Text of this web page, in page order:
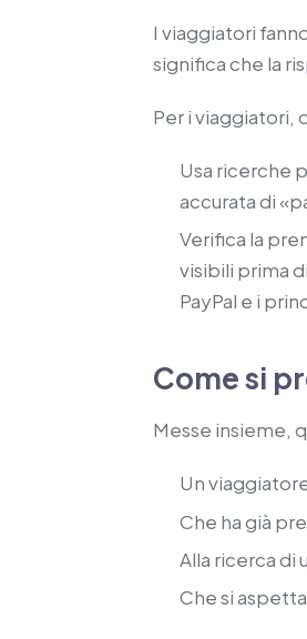
I viaggiatori
significa che la
Per i viaggiatori,
Usa ricerche
accurata di
Verifica la
visibili prima
PayPal e i
Come si
Messe insieme,
Un
Che ha già
Alla ricerca di
Che si